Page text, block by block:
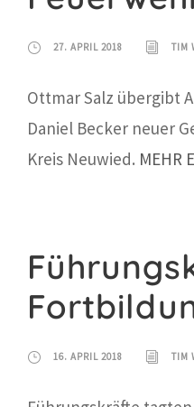
27. APRIL 2018 TIM
Ottmar Salz übergibt
Daniel Becker neuer
Kreis Neuwied. MEHR
16. APRIL 2018 TIM